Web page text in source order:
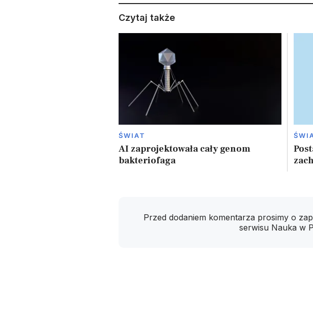
Czytaj także
ŚWIAT
AI zaprojektowała cały genom
bakteriofaga
Przed dodaniem komentarza prosimy o
serwisu Nauka w